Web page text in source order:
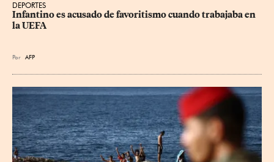
DEPORTES
Infantino es acusado de favoritismo cuando trabajaba en
la UEFA
Por AFP